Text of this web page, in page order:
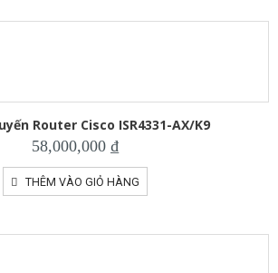
Router Cisco ISR4331-AX/K9
58,000,000 ₫
THÊM VÀO GIỎ HÀNG